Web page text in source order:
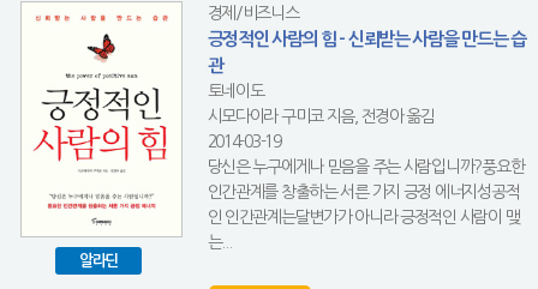
알라딘
경제/비즈니스
긍정적인 사람의 힘 - 신뢰받는 사람을 만드는 습
관
토네이도
시모다이라 구미코 지음, 전경아 옮김
2014-03-19
당신은 누구에게나 믿음을 주는 사람입니까?풍요한
인간관계를 창출하는 서른 가지 긍정 에너지성공적
인 인간관계는달변가가 아니라 긍정적인 사람이 맺
는...